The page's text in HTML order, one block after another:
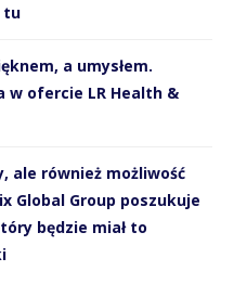
tu
a umysłem.
w ofercie LR Health &
ale również możliwość
Global Group poszukuje
będzie miał to